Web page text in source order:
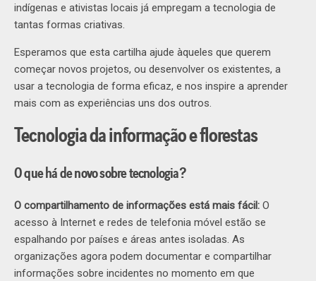
indígenas e ativistas locais já empregam a tecnologia de
tantas formas criativas.
Esperamos que esta cartilha ajude àqueles que querem
começar novos projetos, ou desenvolver os existentes, a
usar a tecnologia de forma eficaz, e nos inspire a aprender
mais com as experiências uns dos outros.
Tecnologia da informação e florestas
O que há de novo sobre tecnologia?
O compartilhamento de informações está mais fácil: O
acesso à Internet e redes de telefonia móvel estão se
espalhando por países e áreas antes isoladas. As
organizações agora podem documentar e compartilhar
informações sobre incidentes no momento em que